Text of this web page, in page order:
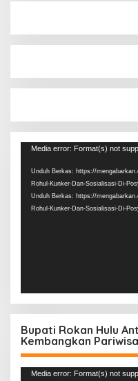
Pemutar
Media error: Format(s) not
Unduh Berkas: https://
Rohul-Kunker-Dan-Sosialisasi-Di-
Unduh Berkas: https://
Rohul-Kunker-Dan-Sosialisasi-Di-
Bupati Rokan Hulu
Kembangkan
Pemutar
Media error: Format(s) not